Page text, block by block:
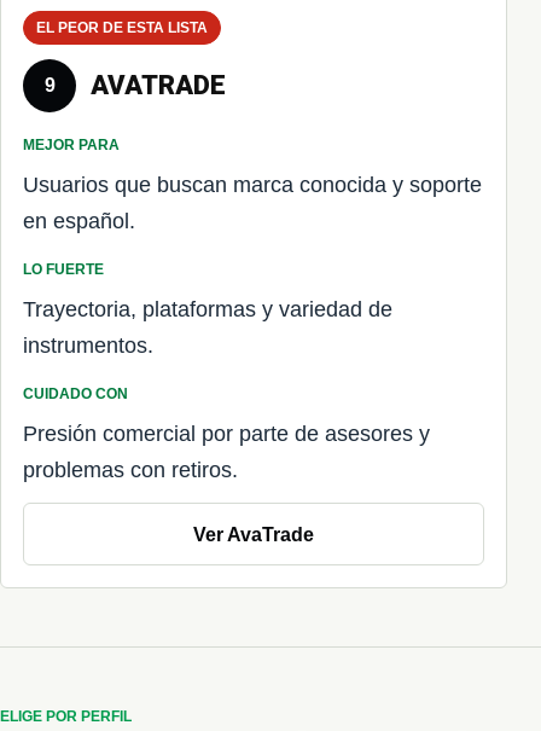
EL PEOR DE ESTA LISTA
9 AVATRADE
MEJOR PARA
Usuarios que buscan marca conocida y soporte
en español.
LO FUERTE
Trayectoria, plataformas y variedad de
instrumentos.
CUIDADO CON
Presión comercial por parte de asesores y
problemas con retiros.
Ver AvaTrade
ELIGE POR PERFIL